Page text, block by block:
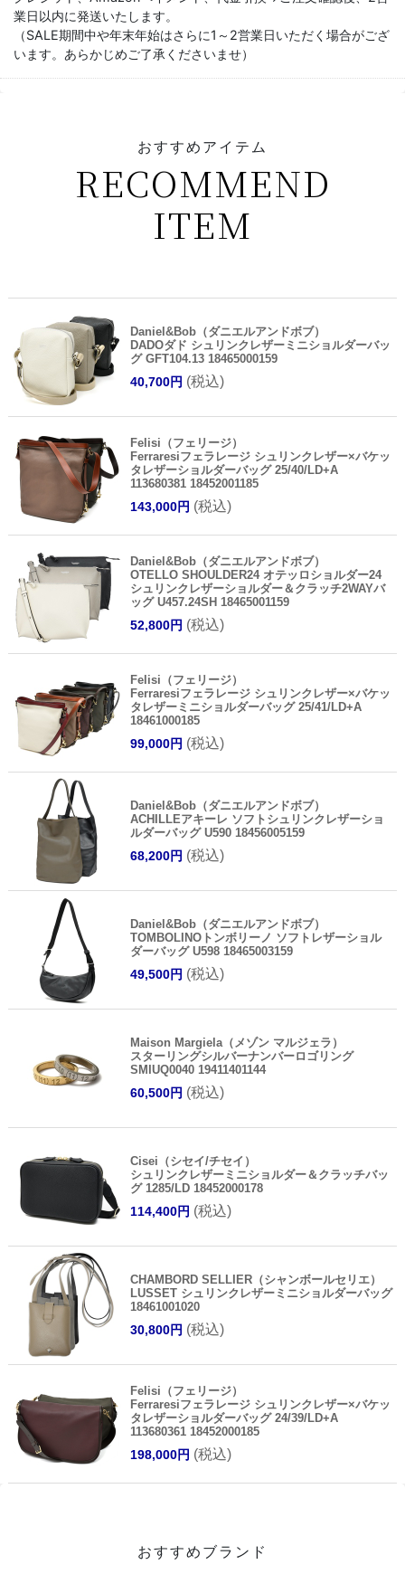
業日以内に発送いたします。
（SALE期間中や年末年始はさらに1～2営業日いただく場合がござ
います。あらかじめご了承くださいませ）
おすすめアイテム
RECOMMEND
ITEM
Daniel&Bob（ダニエルアンドボブ）
DADOダド シュリンクレザーミニショルダーバッ
グ GFT104.13 18465000159
40,700円 (税込)
Felisi（フェリージ）
Ferraresiフェラレージ シュリンクレザー×バケッ
タレザーショルダーバッグ 25/40/LD+A
113680381 18452001185
143,000円 (税込)
Daniel&Bob（ダニエルアンドボブ）
OTELLO SHOULDER24 オテッロショルダー24
シュリンクレザーショルダー＆クラッチ2WAYバ
ッグ U457.24SH 18465001159
52,800円 (税込)
Felisi（フェリージ）
Ferraresiフェラレージ シュリンクレザー×バケッ
タレザーミニショルダーバッグ 25/41/LD+A
18461000185
99,000円 (税込)
Daniel&Bob（ダニエルアンドボブ）
ACHILLEアキーレ ソフトシュリンクレザーショ
ルダーバッグ U590 18456005159
68,200円 (税込)
Daniel&Bob（ダニエルアンドボブ）
TOMBOLINOトンボリーノ ソフトレザーショル
ダーバッグ U598 18465003159
49,500円 (税込)
Maison Margiela（メゾン マルジェラ）
スターリングシルバーナンバーロゴリング
SMIUQ0040 19411401144
60,500円 (税込)
Cisei（シセイ/チセイ）
シュリンクレザーミニショルダー＆クラッチバッ
グ 1285/LD 18452000178
114,400円 (税込)
CHAMBORD SELLIER（シャンボールセリエ）
LUSSET シュリンクレザーミニショルダーバッグ
18461001020
30,800円 (税込)
Felisi（フェリージ）
Ferraresiフェラレージ シュリンクレザー×バケッ
タレザーショルダーバッグ 24/39/LD+A
113680361 18452000185
198,000円 (税込)
おすすめブランド